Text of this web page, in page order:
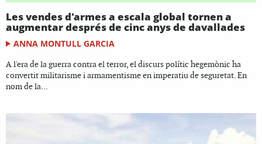
Les vendes d'armes a escala global tornen a
augmentar després de cinc anys de davallades
ANNA MONTULL GARCIA
A l'era de la guerra contra el terror, el discurs polític hegemònic ha
convertit militarisme i armamentisme en imperatiu de seguretat. En
nom de la...